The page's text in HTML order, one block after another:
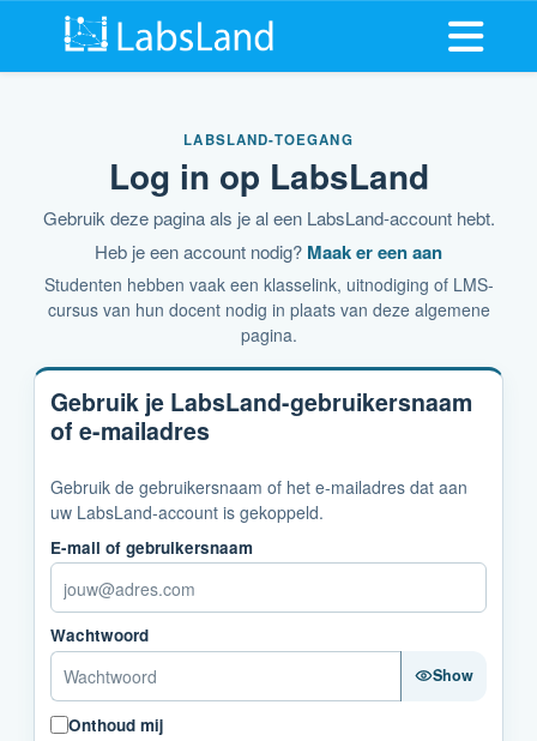
Menu
LABSLAND-TOEGANG
Log in op LabsLand
Gebruik deze pagina als je al een LabsLand-account hebt.
Heb je een account nodig? Maak er een aan
Studenten hebben vaak een klasselink, uitnodiging of LMS-
cursus van hun docent nodig in plaats van deze algemene
pagina.
Gebruik je LabsLand-gebruikersnaam
of e-mailadres
Gebruik de gebruikersnaam of het e-mailadres dat aan
uw LabsLand-account is gekoppeld.
E-mail of gebruikersnaam
Wachtwoord
Show
Onthoud mij